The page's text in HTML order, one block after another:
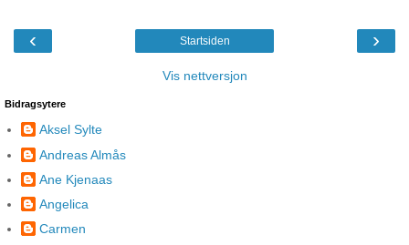
‹ ›
Startsiden
Vis nettversjon
Bidragsytere
Aksel Sylte
Andreas Almås
Ane Kjenaas
Angelica
Carmen